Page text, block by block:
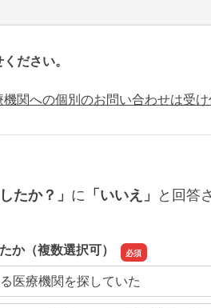
ださい。
関への個別のお問い合わせは受け
たか？」 に 「いいえ」 と回答
か（複数選択可）
医療機関を探していた